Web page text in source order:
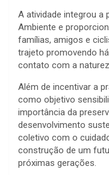
A atividade integrou a
Ambiente e
famílias, amigos e
trajeto promovendo
contato com a
Além de incentivar a
como objetivo
importância da
desenvolvimento
coletivo com o
construção de um
próximas gerações.